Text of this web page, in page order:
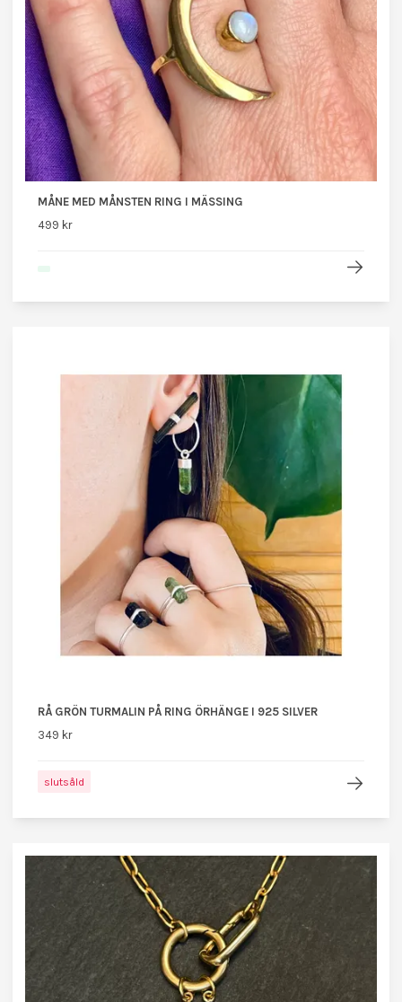
MÅNE MED MÅNSTEN RING I MÄSSING
499 kr
RÅ GRÖN TURMALIN PÅ RING ÖRHÄNGE I 925 SILVER
349 kr
slutsåld